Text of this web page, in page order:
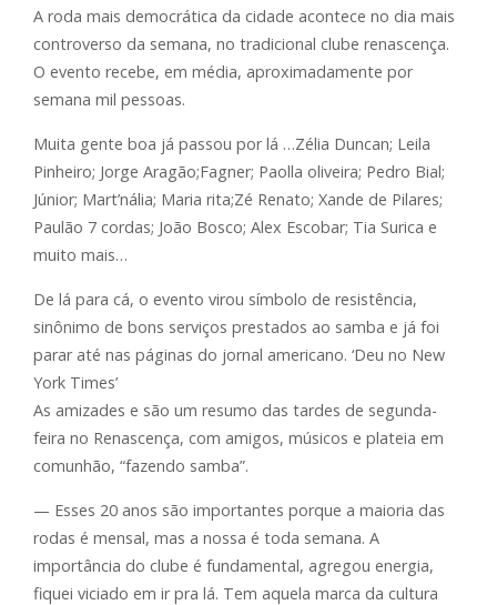
A roda mais democrática da cidade acontece no dia mais
controverso da semana, no tradicional clube renascença.
O evento recebe, em média, aproximadamente por
semana mil pessoas.
Muita gente boa já passou por lá …Zélia Duncan; Leila
Pinheiro; Jorge Aragão;Fagner; Paolla oliveira; Pedro Bial;
Júnior; Mart’nália; Maria rita;Zé Renato; Xande de Pilares;
Paulão 7 cordas; João Bosco; Alex Escobar; Tia Surica e
muito mais…
De lá para cá, o evento virou símbolo de resistência,
sinônimo de bons serviços prestados ao samba e já foi
parar até nas páginas do jornal americano. ‘Deu no New
York Times’
As amizades e são um resumo das tardes de segunda-
feira no Renascença, com amigos, músicos e plateia em
comunhão, “fazendo samba”.
— Esses 20 anos são importantes porque a maioria das
rodas é mensal, mas a nossa é toda semana. A
importância do clube é fundamental, agregou energia,
fiquei viciado em ir pra lá. Tem aquela marca da cultura